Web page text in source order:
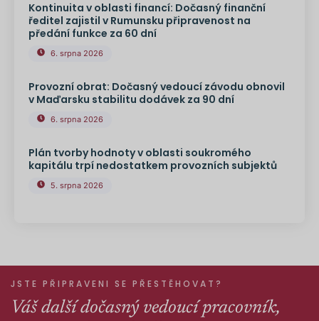
Kontinuita v oblasti financí: Dočasný finanční
ředitel zajistil v Rumunsku připravenost na
předání funkce za 60 dní
6. srpna 2026
Provozní obrat: Dočasný vedoucí závodu obnovil
v Maďarsku stabilitu dodávek za 90 dní
6. srpna 2026
Plán tvorby hodnoty v oblasti soukromého
kapitálu trpí nedostatkem provozních subjektů
5. srpna 2026
JSTE PŘIPRAVENI SE PŘESTĚHOVAT?
Váš další dočasný vedoucí pracovník,